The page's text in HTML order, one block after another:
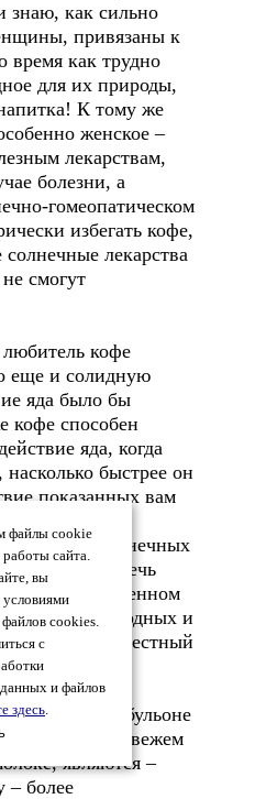
как сильно
привязаны к
время как трудно
для их природы,
К тому же
женское –
лекарствам,
болезни, а
гомеопатическом
избегать кофе,
лекарства
смогут
кофе
еще и солидную
яда было бы
кофе способен
яда, когда
быстрее он
показанных вам
из солнечных
беречь
в определенном
благородных и
чем известный
сваренные в бульоне
или же в свежем
являются –
– более
файлы cookie
сайта.
вы
условиями
файлов cookies.
с
и файлов
здесь.